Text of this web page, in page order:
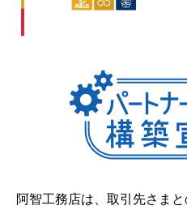
阿智工務店は、取引先さま